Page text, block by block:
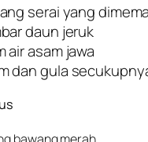
serai yang
daun jeruk
air asam jawa
dan gula